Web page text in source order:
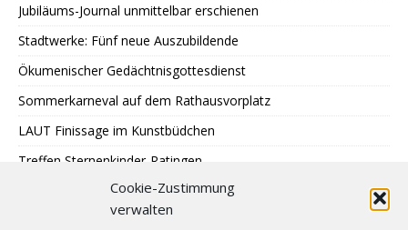
Cookie-Zustimmung
verwalten
Jubiläums-Journal unmittelbar erschienen
Stadtwerke: Fünf neue Auszubildende
Ökumenischer Gedächtnisgottesdienst
Sommerkarneval auf dem Rathausvorplatz
LAUT Finissage im Kunstbüdchen
Treffen Sternenkinder-Ratingen
SPD: Besuch bei Johann + Wittmer
Ausstellung im Mehrgenerationentreff Tiefenbroich